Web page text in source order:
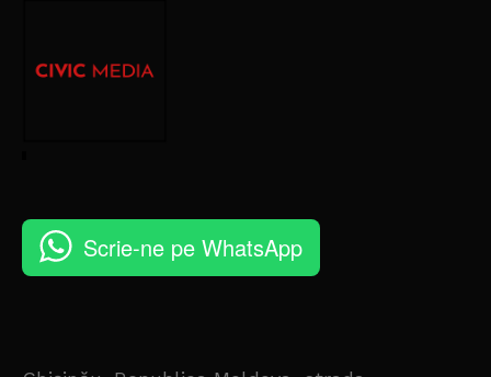
Scrie-ne pe WhatsApp